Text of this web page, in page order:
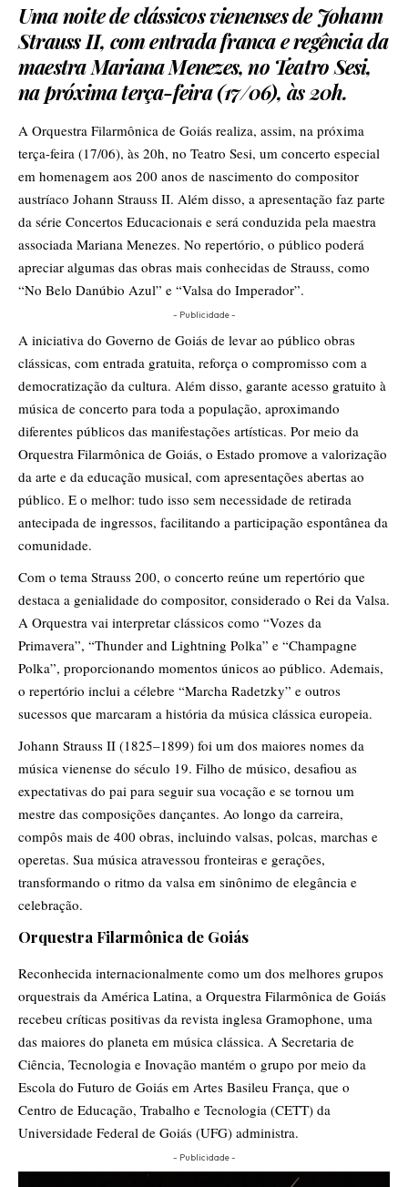
Uma noite de clássicos vienenses de Johann
Strauss II, com entrada franca e regência da
maestra Mariana Menezes, no Teatro Sesi,
na próxima terça-feira (17/06), às 20h.
A Orquestra Filarmônica de Goiás realiza, assim, na próxima
terça-feira (17/06), às 20h, no Teatro Sesi, um concerto especial
em homenagem aos 200 anos de nascimento do compositor
austríaco Johann Strauss II. Além disso, a apresentação faz parte
da série Concertos Educacionais e será conduzida pela maestra
associada Mariana Menezes. No repertório, o público poderá
apreciar algumas das obras mais conhecidas de Strauss, como
“No Belo Danúbio Azul” e “Valsa do Imperador”.
- Publicidade -
A iniciativa do Governo de Goiás de levar ao público obras
clássicas, com entrada gratuita, reforça o compromisso com a
democratização da cultura. Além disso, garante acesso gratuito à
música de concerto para toda a população, aproximando
diferentes públicos das manifestações artísticas. Por meio da
Orquestra Filarmônica de Goiás, o Estado promove a valorização
da arte e da educação musical, com apresentações abertas ao
público. E o melhor: tudo isso sem necessidade de retirada
antecipada de ingressos, facilitando a participação espontânea da
comunidade.
Com o tema Strauss 200, o concerto reúne um repertório que
destaca a genialidade do compositor, considerado o Rei da Valsa.
A Orquestra vai interpretar clássicos como “Vozes da
Primavera”, “Thunder and Lightning Polka” e “Champagne
Polka”, proporcionando momentos únicos ao público. Ademais,
o repertório inclui a célebre “Marcha Radetzky” e outros
sucessos que marcaram a história da música clássica europeia.
Johann Strauss II (1825–1899) foi um dos maiores nomes da
música vienense do século 19. Filho de músico, desafiou as
expectativas do pai para seguir sua vocação e se tornou um
mestre das composições dançantes. Ao longo da carreira,
compôs mais de 400 obras, incluindo valsas, polcas, marchas e
operetas. Sua música atravessou fronteiras e gerações,
transformando o ritmo da valsa em sinônimo de elegância e
celebração.
Orquestra Filarmônica de Goiás
Reconhecida internacionalmente como um dos melhores grupos
orquestrais da América Latina, a Orquestra Filarmônica de Goiás
recebeu críticas positivas da revista inglesa Gramophone, uma
das maiores do planeta em música clássica. A Secretaria de
Ciência, Tecnologia e Inovação mantém o grupo por meio da
Escola do Futuro de Goiás em Artes Basileu França, que o
Centro de Educação, Trabalho e Tecnologia (CETT) da
Universidade Federal de Goiás (UFG) administra.
- Publicidade -